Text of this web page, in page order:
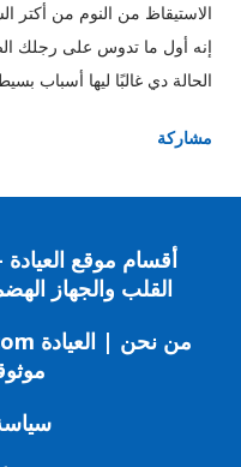
الاستيقاظ من النوم من أكتر
إنه أول ما تدوس على رجلك
الحالة دي غالبًا ليها أسباب
التهاب اللفافة الأخمصية
عظمية صغيرة في الكعب. 📌
مشاركة
أقسام موقع
القلب والجهاز